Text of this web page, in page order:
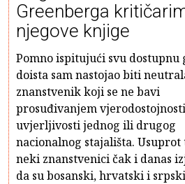
Greenberga
njegove knjige
Pomno ispitujući svu dostupnu
doista sam nastojao biti
znanstvenik koji se ne bavi
prosuđivanjem
uvjerljivosti jednog ili drugog
nacionalnog stajališta. Usuprot
neki znanstvenici čak i danas
da su bosanski, hrvatski i